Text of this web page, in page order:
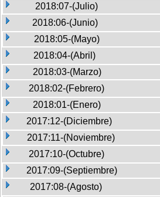
2018:07-(Julio)
2018:06-(Junio)
2018:05-(Mayo)
2018:04-(Abril)
2018:03-(Marzo)
2018:02-(Febrero)
2018:01-(Enero)
2017:12-(Diciembre)
2017:11-(Noviembre)
2017:10-(Octubre)
2017:09-(Septiembre)
2017:08-(Agosto)